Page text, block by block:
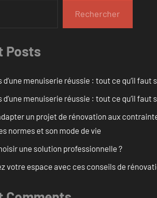
Rechercher
Posts
menuiserie réussie : tout ce qu’il
menuiserie réussie : tout ce qu’il
un projet de rénovation aux
normes et son mode de vie
une solution professionnelle ?
votre espace avec ces conseils de